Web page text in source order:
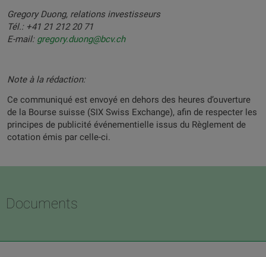
Gregory Duong, relations investisseurs
Tél.: +41 21 212 20 71
E-mail: gregory.duong@bcv.ch
Note à la rédaction:
Ce communiqué est envoyé en dehors des heures d’ouverture
de la Bourse suisse (SIX Swiss Exchange), afin de respecter les
principes de publicité événementielle issus du Règlement de
cotation émis par celle-ci.
Documents